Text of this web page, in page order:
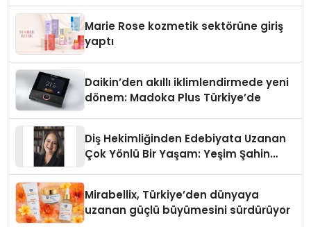
Marie Rose kozmetik sektörüne giriş
yaptı
Daikin’den akıllı iklimlendirmede yeni
dönem: Madoka Plus Türkiye’de
Diş Hekimliğinden Edebiyata Uzanan
Çok Yönlü Bir Yaşam: Yeşim Şahin
Mirabellix, Türkiye’den dünyaya
uzanan güçlü büyümesini sürdürüyor